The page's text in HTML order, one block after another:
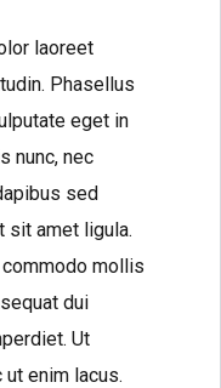
laoreet
Phasellus
eget in
nunc, nec
sed
sit amet ligula.
mollis
dui
Ut
enim lacus.